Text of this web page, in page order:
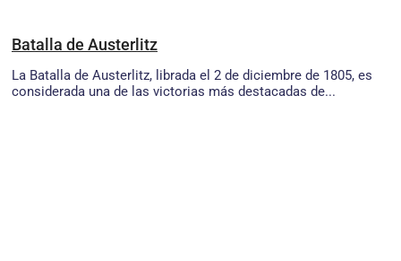
Batalla de Austerlitz
La Batalla de Austerlitz, librada el 2 de diciembre de 1805, es
considerada una de las victorias más destacadas de...